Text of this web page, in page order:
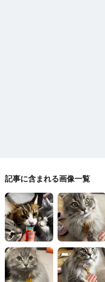
記事に含まれる画像一覧